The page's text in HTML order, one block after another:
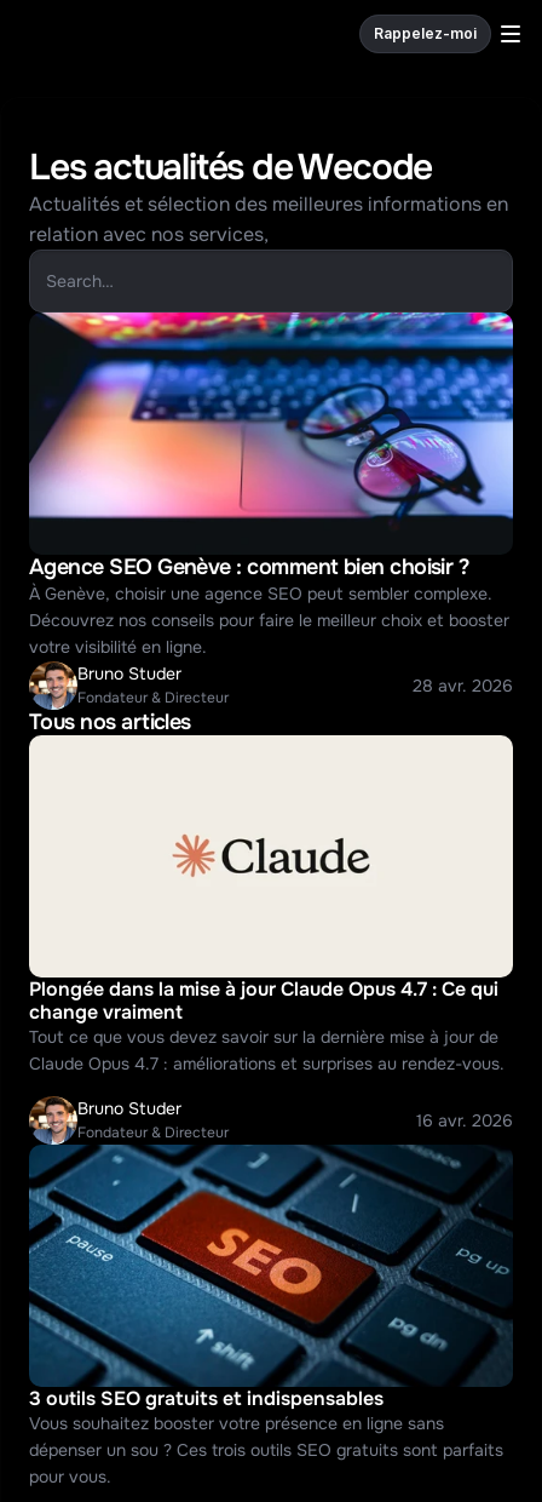
Rappelez-moi
Les actualités de Wecode
Actualités et sélection des meilleures informations en
relation avec nos services,
Search…
Agence SEO Genève : comment bien choisir ?
À Genève, choisir une agence SEO peut sembler complexe.
Découvrez nos conseils pour faire le meilleur choix et booster
votre visibilité en ligne.
Bruno Studer
Fondateur & Directeur
28 avr. 2026
Tous nos articles
Plongée dans la mise à jour Claude Opus 4.7 : Ce qui
change vraiment
Tout ce que vous devez savoir sur la dernière mise à jour de
Claude Opus 4.7 : améliorations et surprises au rendez-vous.
Bruno Studer
Fondateur & Directeur
16 avr. 2026
3 outils SEO gratuits et indispensables
Vous souhaitez booster votre présence en ligne sans
dépenser un sou ? Ces trois outils SEO gratuits sont parfaits
pour vous.